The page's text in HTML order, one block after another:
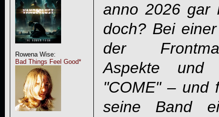
Rowena Wise:
Bad Things Feel Good*
anno 2026 gar
doch? Bei
der
Aspekte und
"COME" – und
seine Band